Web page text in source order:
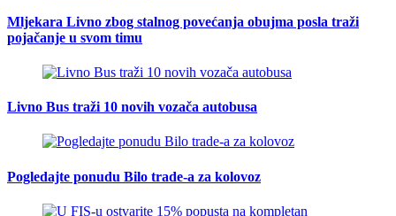
Mljekara Livno zbog stalnog povećanja obujma posla traži
pojačanje u svom timu
Livno Bus traži 10 novih vozača autobusa
Pogledajte ponudu Bilo trade-a za kolovoz